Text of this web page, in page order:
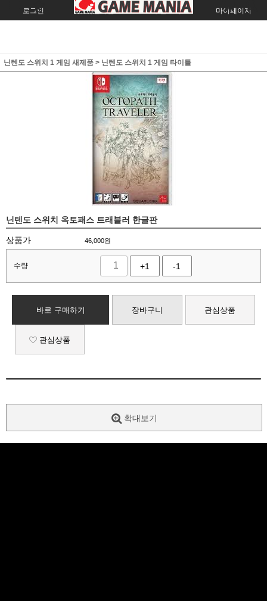
로그인 회원가입 주문조회 마이페이지
닌텐도 스위치 1 게임 새제품 > 닌텐도 스위치 1 게임 타이틀
닌텐도 스위치 옥토패스 트래블러 한글판
상품가 46,000원
수량 +1 -1
바로 구매하기 장바구니 관심상품
관심상품
확대보기